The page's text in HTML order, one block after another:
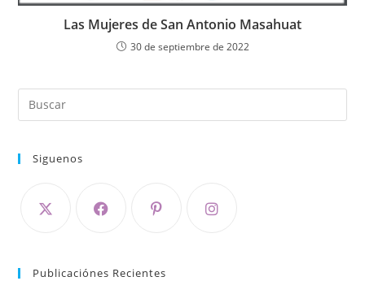
Las Mujeres de San Antonio Masahuat
30 de septiembre de 2022
Siguenos
Publicaciónes Recientes